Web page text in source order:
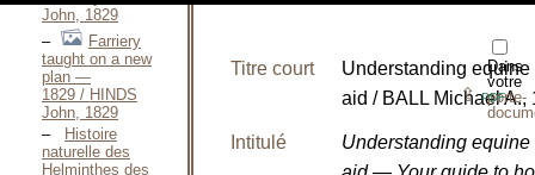
John, 1829
Farriery
taught on a new
plan —
1829 / HINDS
John, 1829
Histoire
naturelle des
Helminthes des
Dans
votre
porte-
⇪PDF
Titre court
Understanding equine
aid / BALL Michael A.,
Intitulé
Understanding equine